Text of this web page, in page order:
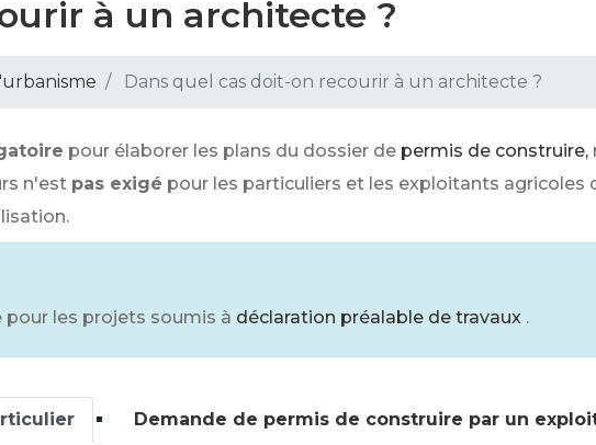
à un architecte ?
Dans quel cas doit-on recourir à un architecte ?
pour élaborer les plans du dossier de permis de construire,
n'est pas exigé pour les particuliers et les exploitants agricoles
les projets soumis à déclaration préalable de travaux .
Demande de permis de construire par un